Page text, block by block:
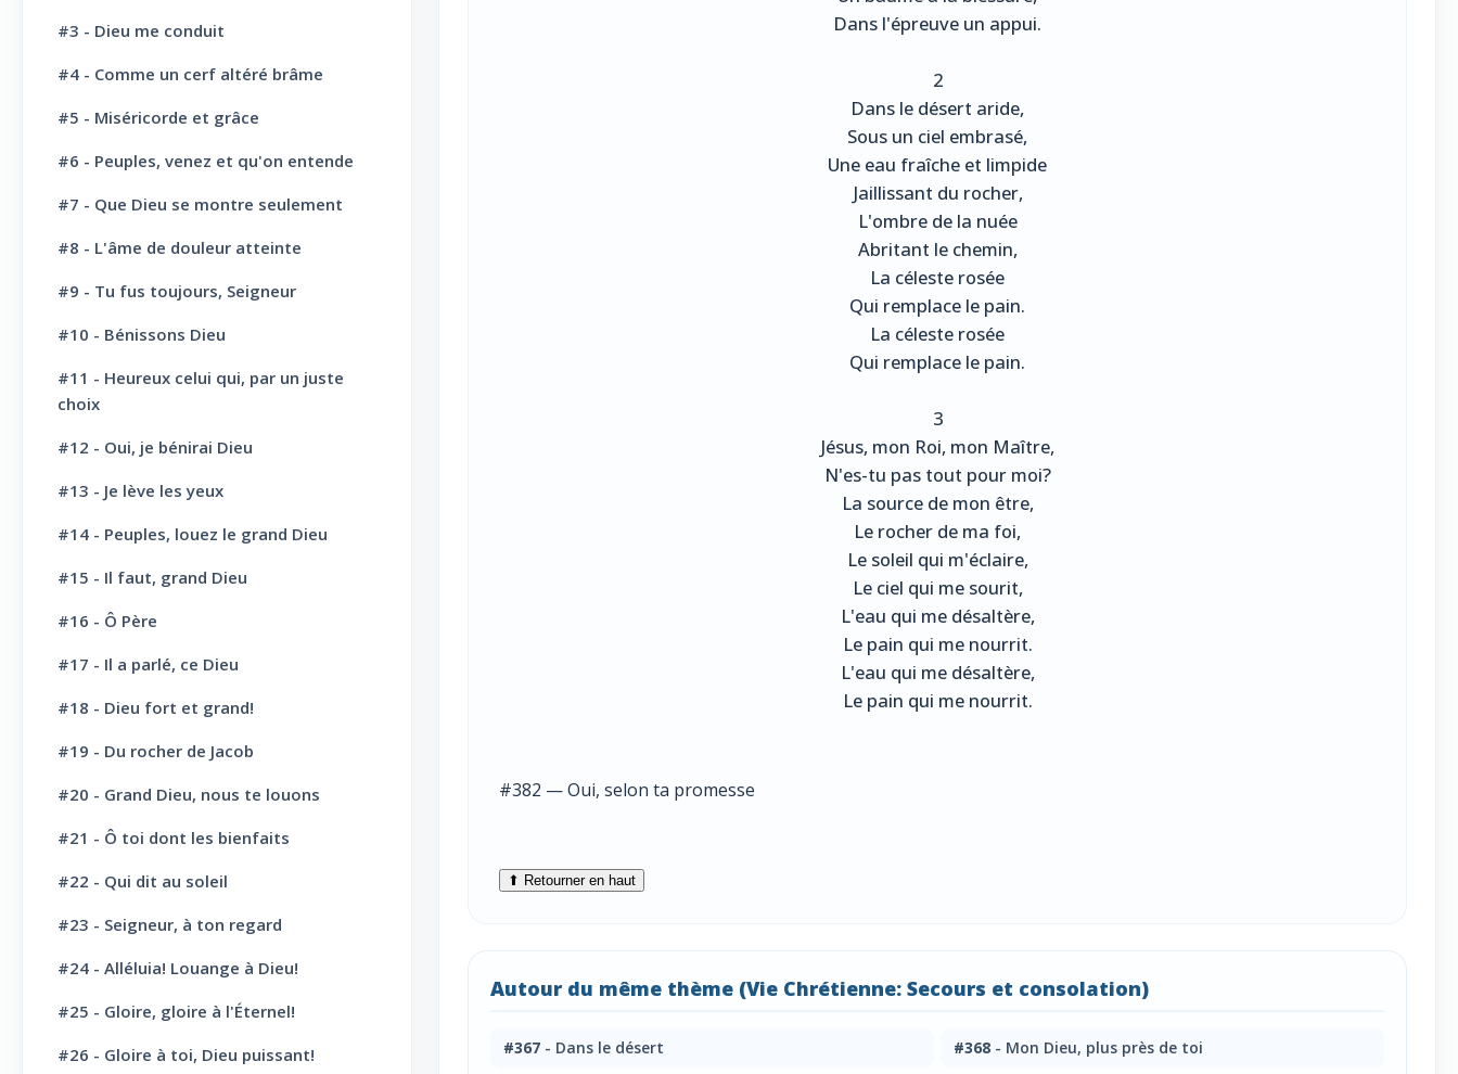
L' Eglise: Promesse
L' Eglise: Cloture et bénédictions
L' Eglise: Missions
Vie Chrétienne: Repentance et
conversion
Vie Chrétienne: Amour et Foi
sanctification
Vie Chrétienne: Combats et victoires
Vie Chrétienne: Secours et
Chants divers: Soir
#3 - Dieu me conduit
#4 - Comme un cerf altéré brâme
#5 - Miséricorde et grâce
#6 - Peuples, venez et qu'on entende
#7 - Que Dieu se montre seulement
#8 - L'âme de douleur atteinte
#9 - Tu fus toujours, Seigneur
#10 - Bénissons Dieu
#11 - Heureux celui qui, par un juste
choix
#12 - Oui, je bénirai Dieu
#13 - Je lève les yeux
#14 - Peuples, louez le grand Dieu
#15 - Il faut, grand Dieu
#16 - Ô Père
#17 - Il a parlé, ce Dieu
#18 - Dieu fort et grand!
#19 - Du rocher de Jacob
#20 - Grand Dieu, nous te louons
#21 - Ô toi dont les bienfaits
#22 - Qui dit au soleil
#23 - Seigneur, à ton regard
#24 - Alléluia! Louange à Dieu!
#25 - Gloire, gloire à l'Éternel!
#26 - Gloire à toi, Dieu puissant!
Dans l'épreuve un appui.
2
Dans le désert aride,
Sous un ciel embrasé,
Une eau fraîche et limpide
Jaillissant du rocher,
L'ombre de la nuée
Abritant le chemin,
La céleste rosée
Qui remplace le pain.
La céleste rosée
Qui remplace le pain.
3
Jésus, mon Roi, mon Maître,
N'es-tu pas tout pour moi?
La source de mon être,
Le rocher de ma foi,
Le soleil qui m'éclaire,
Le ciel qui me sourit,
L'eau qui me désaltère,
Le pain qui me nourrit.
L'eau qui me désaltère,
Le pain qui me nourrit.
#382 — Oui, selon ta promesse
⬆ Retourner en haut
Autour du même thème (Vie Chrétienne: Secours et consolation)
#367 - Dans le désert #368 - Mon Dieu, plus près de toi